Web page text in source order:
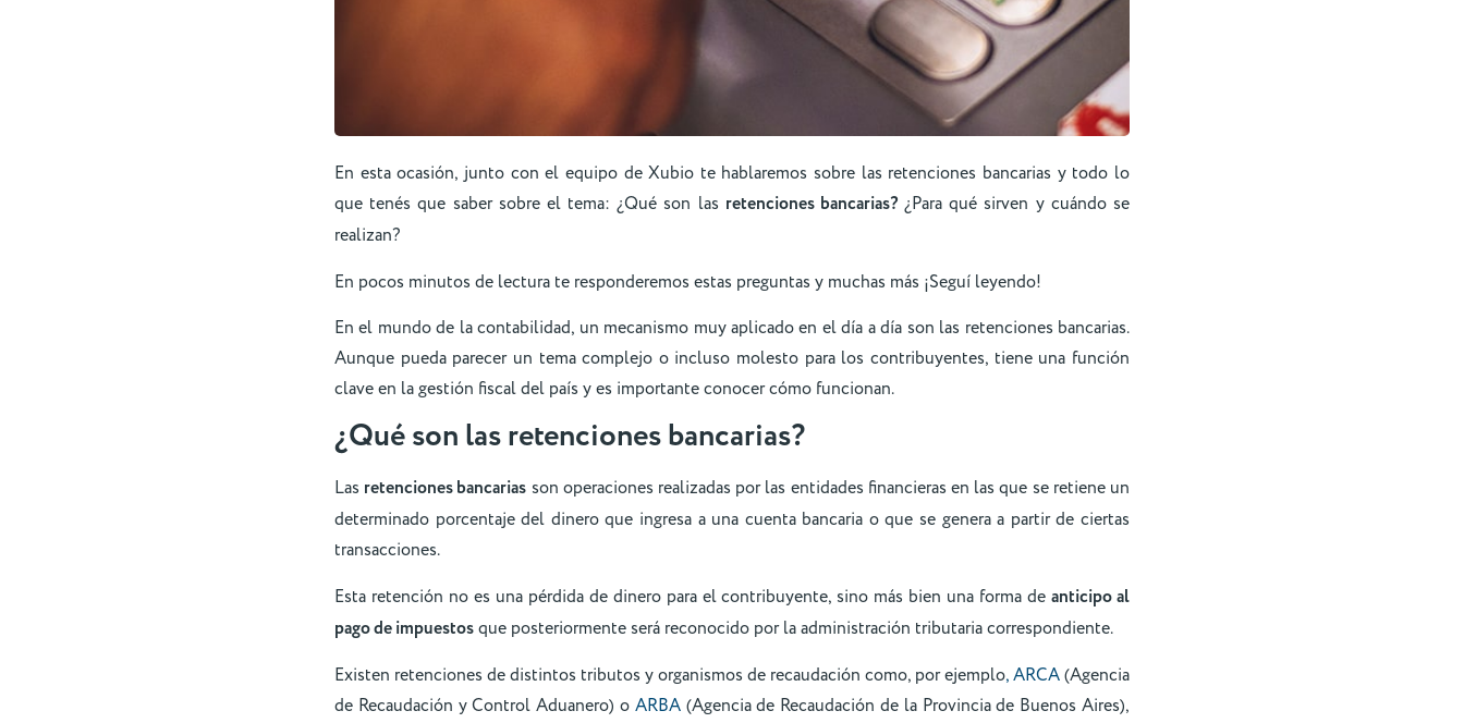
En esta ocasión, junto con el equipo de Xubio te hablaremos sobre las retenciones bancarias y todo lo
que tenés que saber sobre el tema: ¿Qué son las retenciones bancarias?¿Para qué sirven y cuándo se
realizan?
En pocos minutos de lectura te responderemos estas preguntas y muchas más ¡Seguí leyendo!
En el mundo de la contabilidad, un mecanismo muy aplicado en el día a día son las retenciones bancarias.
Aunque pueda parecer un tema complejo o incluso molesto para los contribuyentes, tiene una función
clave en la gestión fiscal del país y es importante conocer cómo funcionan.
¿Qué son las retenciones bancarias?
Las retenciones bancarias son operaciones realizadas por las entidades financieras en las que se retiene un
determinado porcentaje del dinero que ingresa a una cuenta bancaria o que se genera a partir de ciertas
transacciones.
Esta retención no es una pérdida de dinero para el contribuyente, sino más bien una forma deanticipo al
pago de impuestosque posteriormente será reconocido por la administración tributaria correspondiente.
Existen retenciones de distintos tributos y organismos de recaudación como, por ejemplo, ARCA(Agencia
de Recaudación y Control Aduanero) o ARBA(Agencia de Recaudación de la Provincia de Buenos Aires),